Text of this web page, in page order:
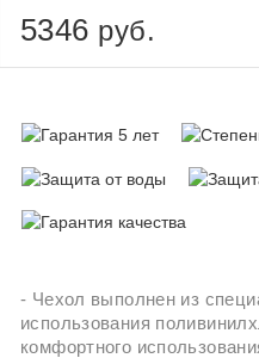
5346 руб.
- Чехол выполнен из
использования
комфортного